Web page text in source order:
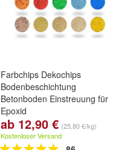
Farbchips Dekochips
Bodenbeschichtung
Betonboden Einstreuung für
Epoxid
ab 12,90 € (25,80 €/kg)
Kostenloser Versand